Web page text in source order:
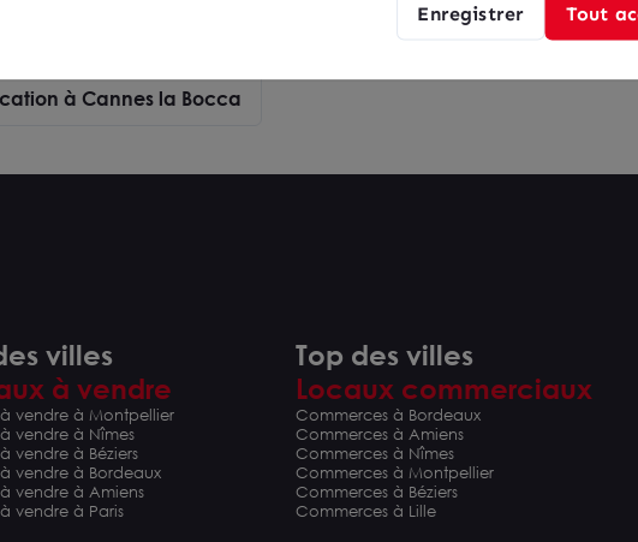
à Cannes la Bocca
villes
à vendre
à vendre à Montpellier
vendre à Nîmes
vendre à Béziers
vendre à Bordeaux
vendre à Amiens
vendre à Paris
Top des villes
Locaux commerciaux
Commerces à Bordeaux
Commerces à Amiens
Commerces à Nîmes
Commerces à Montpellier
Commerces à Béziers
Commerces à Lille
Enregistrer Tout